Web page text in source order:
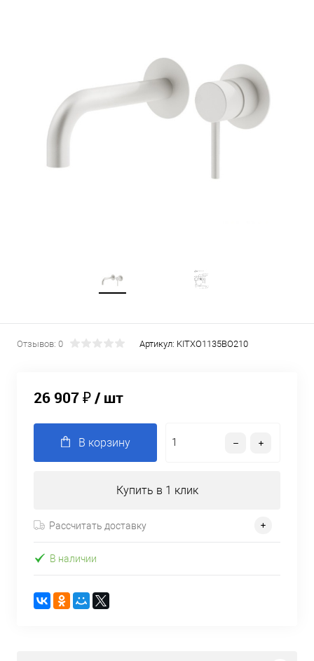
Отзывов: 0 Артикул: KITXO1135BO210
26 907 ₽/ шт
В корзину
Купить в 1 клик
Рассчитать доставку
В наличии